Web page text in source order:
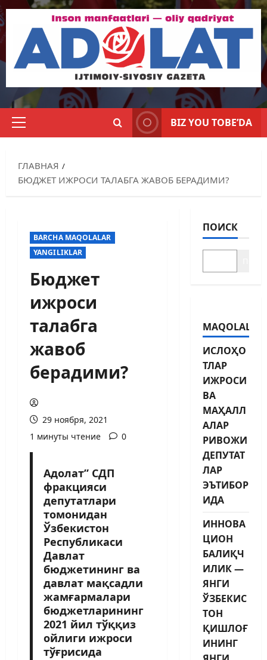
BIZ YOU TOBE’DA
ГЛАВНАЯ
БЮДЖЕТ ИЖРОСИ ТАЛАБГА ЖАВОБ БЕРАДИМИ?
BARCHA MAQOLALAR
YANGILIKLAR
Бюджет
ижроси
талабга
жавоб
берадими?
29 ноября, 2021
1 минуты чтение
0
Адолат” СДП
фракцияси
депутатлари
томонидан
Ўзбекистон
Республикаси
Давлат
бюджетининг ва
давлат мақсадли
жамғармалари
бюджетларининг
2021 йил тўққиз
ойлиги ижроси
тўғрисида
ПОИСК
MAQOLALAR
ИСЛОҲО
ТЛАР
ИЖРОСИ
ВА
МАҲАЛЛ
АЛАР
РИВОЖИ
ДЕПУТАТ
ЛАР
ЭЪТИБОР
ИДА
ИННОВА
ЦИОН
БАЛИҚЧ
ИЛИК —
ЯНГИ
ЎЗБЕКИС
ТОН
ҚИШЛОҒ
ИНИНГ